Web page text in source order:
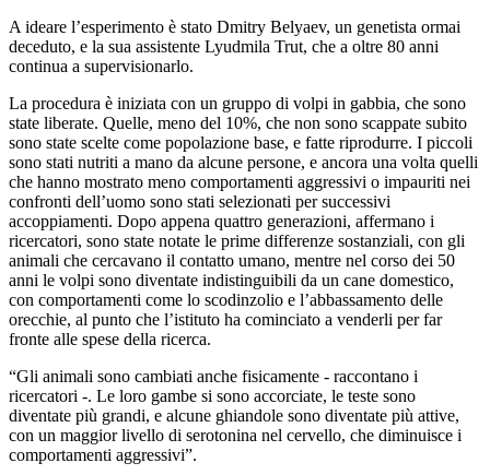
A ideare l’esperimento è stato Dmitry Belyaev, un genetista ormai
deceduto, e la sua assistente Lyudmila Trut, che a oltre 80 anni
continua a supervisionarlo.
La procedura è iniziata con un gruppo di volpi in gabbia, che sono
state liberate. Quelle, meno del 10%, che non sono scappate subito
sono state scelte come popolazione base, e fatte riprodurre. I piccoli
sono stati nutriti a mano da alcune persone, e ancora una volta quelli
che hanno mostrato meno comportamenti aggressivi o impauriti nei
confronti dell’uomo sono stati selezionati per successivi
accoppiamenti. Dopo appena quattro generazioni, affermano i
ricercatori, sono state notate le prime differenze sostanziali, con gli
animali che cercavano il contatto umano, mentre nel corso dei 50
anni le volpi sono diventate indistinguibili da un cane domestico,
con comportamenti come lo scodinzolio e l’abbassamento delle
orecchie, al punto che l’istituto ha cominciato a venderli per far
fronte alle spese della ricerca.
“Gli animali sono cambiati anche fisicamente - raccontano i
ricercatori -. Le loro gambe si sono accorciate, le teste sono
diventate più grandi, e alcune ghiandole sono diventate più attive,
con un maggior livello di serotonina nel cervello, che diminuisce i
comportamenti aggressivi”.